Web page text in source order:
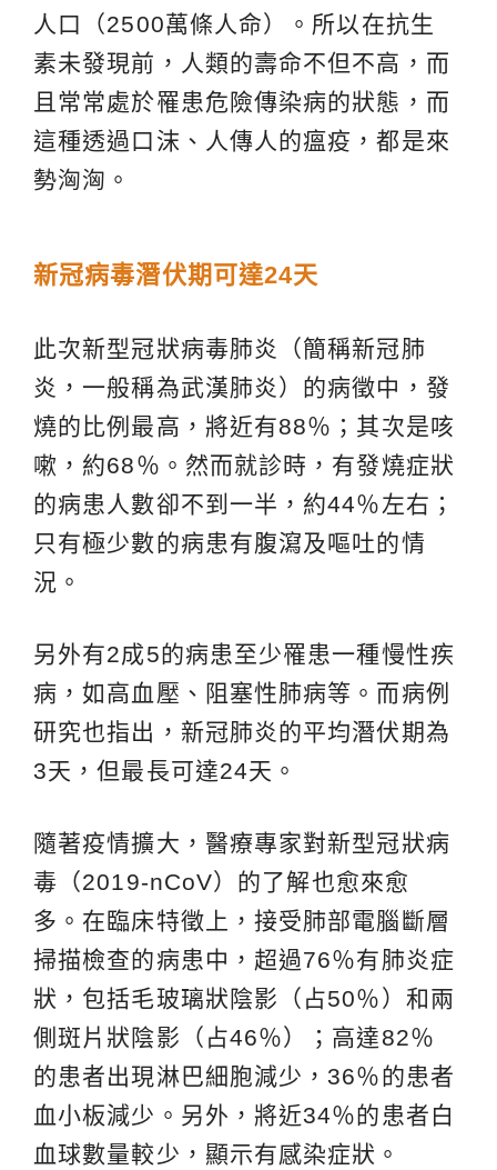
人口（2500萬條人命）。所以在抗生
素未發現前，人類的壽命不但不高，而
且常常處於罹患危險傳染病的狀態，而
這種透過口沫、人傳人的瘟疫，都是來
勢洶洶。
新冠病毒潛伏期可達24天
此次新型冠狀病毒肺炎（簡稱新冠肺
炎，一般稱為武漢肺炎）的病徵中，發
燒的比例最高，將近有88％；其次是咳
嗽，約68％。然而就診時，有發燒症狀
的病患人數卻不到一半，約44％左右；
只有極少數的病患有腹瀉及嘔吐的情
況。
另外有2成5的病患至少罹患一種慢性疾
病，如高血壓、阻塞性肺病等。而病例
研究也指出，新冠肺炎的平均潛伏期為
3天，但最長可達24天。
隨著疫情擴大，醫療專家對新型冠狀病
毒（2019-nCoV）的了解也愈來愈
多。在臨床特徵上，接受肺部電腦斷層
掃描檢查的病患中，超過76％有肺炎症
狀，包括毛玻璃狀陰影（占50％）和兩
側斑片狀陰影（占46％）；高達82％
的患者出現淋巴細胞減少，36％的患者
血小板減少。另外，將近34％的患者白
血球數量較少，顯示有感染症狀。